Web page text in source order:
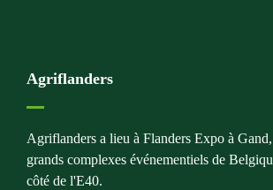
Agriflanders
Agriflanders a lieu à Flanders Expo à
grands complexes événementiels de
côté de l'E40.